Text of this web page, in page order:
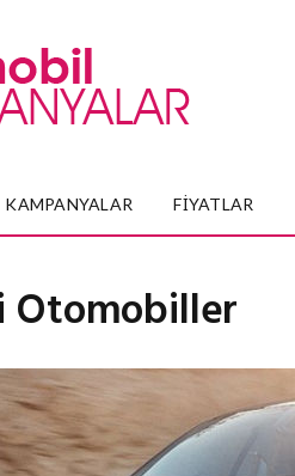
KAMPANYALAR FIYATLAR
Otomobiller